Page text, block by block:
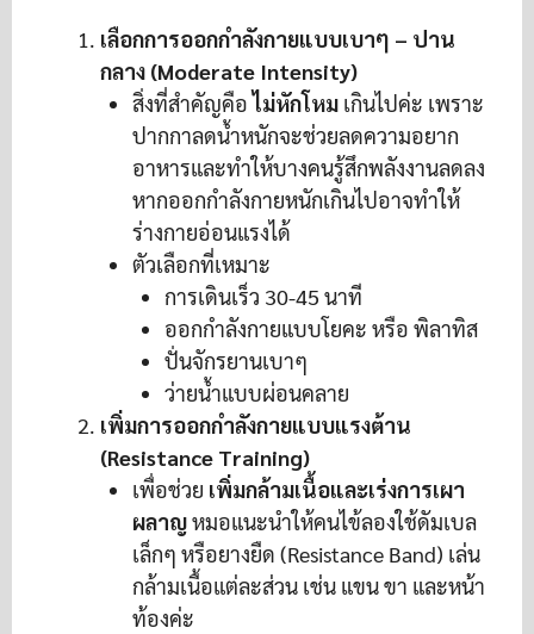
เลือกการออกกำลังกายแบบเบาๆ – ปาน
กลาง (Moderate Intensity)
สิ่งที่สำคัญคือไม่หักโหม เกินไปค่ะ เพราะ
ปากกาลดน้ำหนักจะช่วยลดความอยาก
อาหารและทำให้บางคนรู้สึกพลังงานลดลง
หากออกกำลังกายหนักเกินไปอาจทำให้
ร่างกายอ่อนแรงได้
ตัวเลือกที่เหมาะ
การเดินเร็ว 30-45 นาที
ออกกำลังกายแบบโยคะ หรือ พิลาทิส
ปั่นจักรยานเบาๆ
ว่ายน้ำแบบผ่อนคลาย
เพิ่มการออกกำลังกายแบบแรงต้าน
(Resistance Training)
เพื่อช่วย เพิ่มกล้ามเนื้อและเร่งการเผา
ผลาญหมอแนะนำให้คนไข้ลองใช้ดัมเบล
เล็กๆ หรือยางยืด (Resistance Band) เล่น
กล้ามเนื้อแต่ละส่วน เช่น แขน ขา และหน้า
ท้องค่ะ